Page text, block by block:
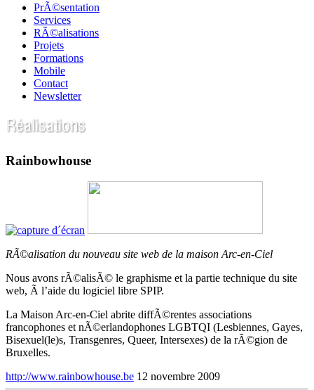
PrÃ©sentation
Services
RÃ©alisations
Projets
Formations
Mobile
Contact
Newsletter
Rainbowhouse
RÃ©alisation du nouveau site web de la maison Arc-en-Ciel
Nous avons rÃ©alisÃ© le graphisme et la partie technique du site
web, Ã l’aide du logiciel libre SPIP.
La Maison Arc-en-Ciel abrite diffÃ©rentes associations
francophones et nÃ©erlandophones LGBTQI (Lesbiennes, Gayes,
Bisexuel(le)s, Transgenres, Queer, Intersexes) de la rÃ©gion de
Bruxelles.
http://www.rainbowhouse.be 12 novembre 2009